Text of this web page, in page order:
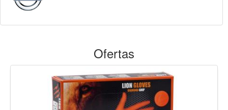
Ofertas